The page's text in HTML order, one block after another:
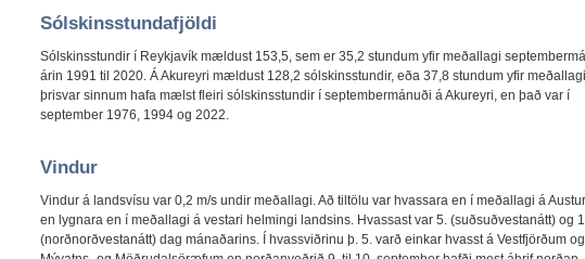
Sólskinsstundafjöldi
Sólskinsstundir í Reykjavík mældust 153,5, sem er 35,2 stundum yfir meðallagi
árin 1991 til 2020. Á Akureyri mældust 128,2 sólskinsstundir, eða 37,8 stundum yfir
þrisvar sinnum hafa mælst fleiri sólskinsstundir í septembermánuði á Akureyri, en það var í
september 1976, 1994 og 2022.
Vindur
Vindur á landsvísu var 0,2 m/s undir meðallagi. Að tiltölu var hvassara en í meðallagi á
en lygnara en í meðallagi á vestari helmingi landsins. Hvassast var 5. (suðsuðvestanátt) og
(norðnorðvestanátt) dag mánaðarins. Í hvassviðrinu þ. 5. varð einkar hvasst á Vestfjörðum og